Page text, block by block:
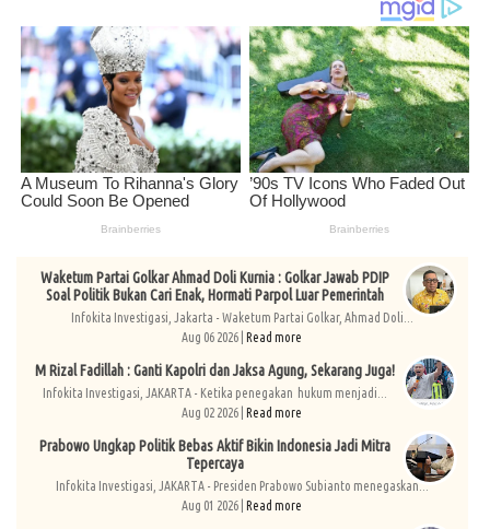
Waketum Partai Golkar Ahmad Doli Kurnia : Golkar Jawab PDIP
Soal Politik Bukan Cari Enak, Hormati Parpol Luar Pemerintah
Infokita Investigasi, Jakarta - Waketum Partai Golkar, Ahmad Doli...
Aug 06 2026 | Read more
M Rizal Fadillah : Ganti Kapolri dan Jaksa Agung, Sekarang Juga!
Infokita Investigasi, JAKARTA - Ketika penegakan hukum menjadi...
Aug 02 2026 | Read more
Prabowo Ungkap Politik Bebas Aktif Bikin Indonesia Jadi Mitra
Tepercaya
Infokita Investigasi, JAKARTA - Presiden Prabowo Subianto menegaskan...
Aug 01 2026 | Read more